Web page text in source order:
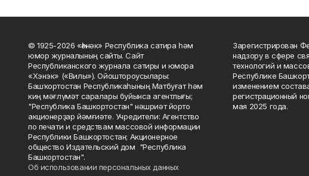
© 1925-2026 «Һәнәк» Республика сатира һәм
юмор журналының сайты. Сайт
Республиканского журнала сатиры и юмора
«Хэнэк» («Вилы»). Ойоштороусылары:
Башҡортостан Республикаһының Матбуғат һәм
киң мәғлүмәт саралары буйынса агентлығы;
"Республика Башкортостан" нәшриәт йорто
акционерҙар йәмғиәте. Учредители: Агентство
по печати и средствам массовой информации
Республики Башкортостан; Акционерное
общество Издательский дом "Республика
Башкортостан".
Об использовании персональных данных
Зарегистрирован
надзору в сфере
технологий и
Республике
изменением
регистрационный
мая 2025 года.